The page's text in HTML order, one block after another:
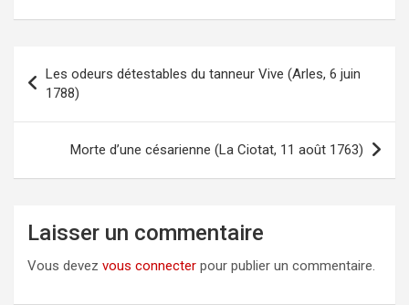
Navigation
l’article
Les odeurs détestables du tanneur Vive (Arles, 6 juin
1788)
Morte d’une césarienne (La Ciotat, 11 août 1763)
Laisser un commentaire
Vous devez vous connecter pour publier un commentaire.